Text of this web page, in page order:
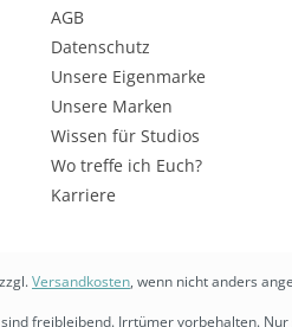
AGB
Datenschutz
Unsere Eigenmarke
Unsere Marken
Wissen für Studios
Wo treffe ich Euch?
Karriere
Versandkosten, wenn nicht anders
freibleibend. Irrtümer vorbehalten.